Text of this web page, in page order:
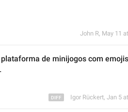
John R, May 11
de minijogos com
.
Igor Rückert, Jan 5